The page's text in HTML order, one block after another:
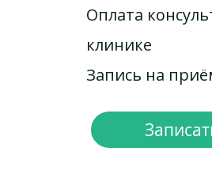
Оплата
клинике
Запись на